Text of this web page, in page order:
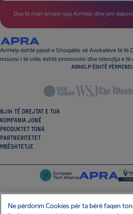
Dua të marr emaile nga AirHelp dhe jam
AirHelp është pjesë e Shoqatës së Avokatëve të të
misioni i të cilës është promovimi dhe mbrojtja e të
AIRHELP ËSHTË
NJIH TË DREJTAT E TUA
KOMPANIA JONË
PRODUKTET TONA
PARTNERITETET
MBËSHTETJE
Ne përdorim Cookies për ta bërë faqen